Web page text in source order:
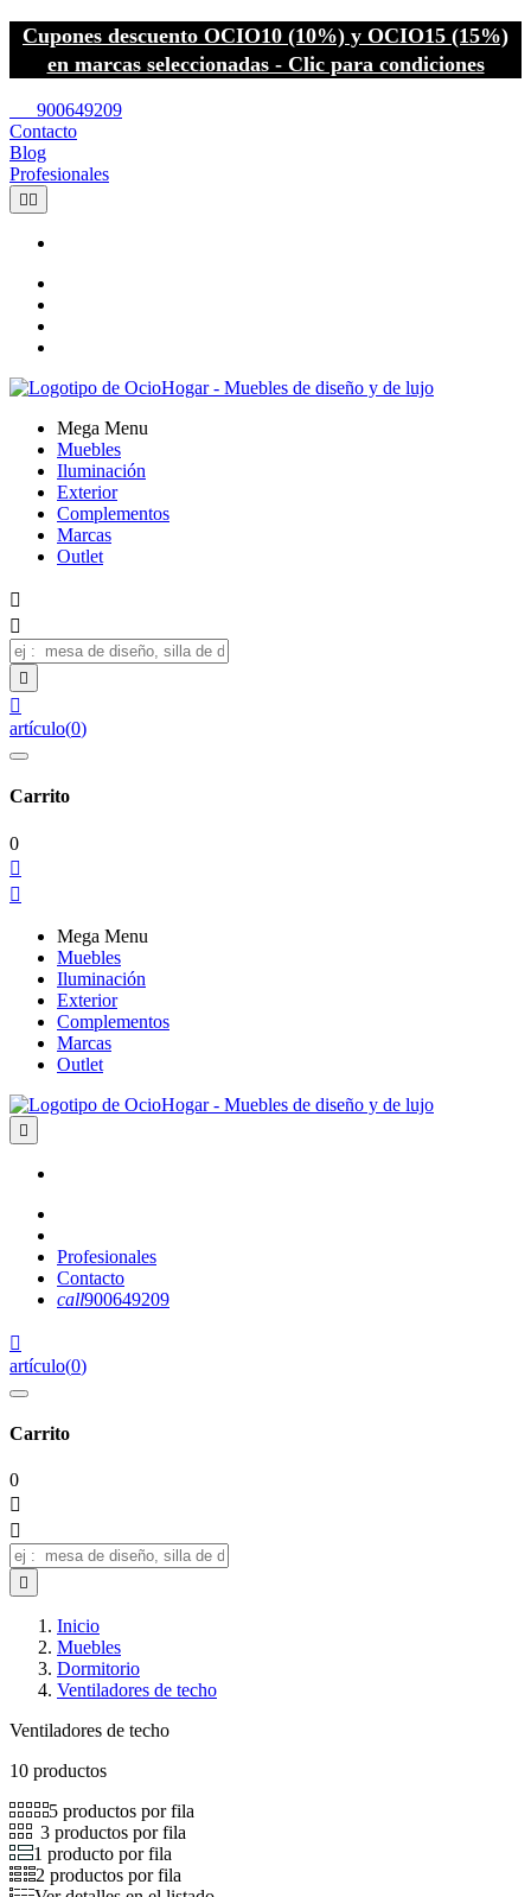
Cupones descuento OCIO10 (10%) y OCIO15 (15%)
en marcas seleccionadas - Clic para condiciones
900649209
Contacto
Blog
Profesionales
 
Mega Menu
Muebles
Iluminación
Exterior
Complementos
Marcas
Outlet




artículo(0)
Carrito
0


Mega Menu
Muebles
Iluminación
Exterior
Complementos
Marcas
Outlet

Profesionales
Contacto
call900649209

artículo(0)
Carrito
0



Inicio
Muebles
Dormitorio
Ventiladores de techo
Ventiladores de techo
10 productos
5 productos por fila
3 productos por fila
1 producto por fila
2 productos por fila